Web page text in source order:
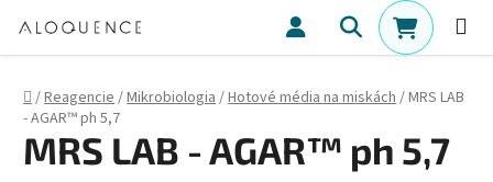
Hľadať
Domov
/Reagencie/Mikrobiologia/Hotové média na miskách/MRS LAB
- AGAR™ ph 5,7
MRS LAB - AGAR™ ph 5,7